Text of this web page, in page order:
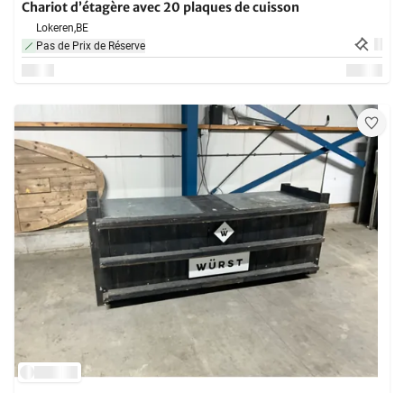
Chariot d’étagère avec 20 plaques de cuisson
Lokeren,BE
Pas de Prix de Réserve